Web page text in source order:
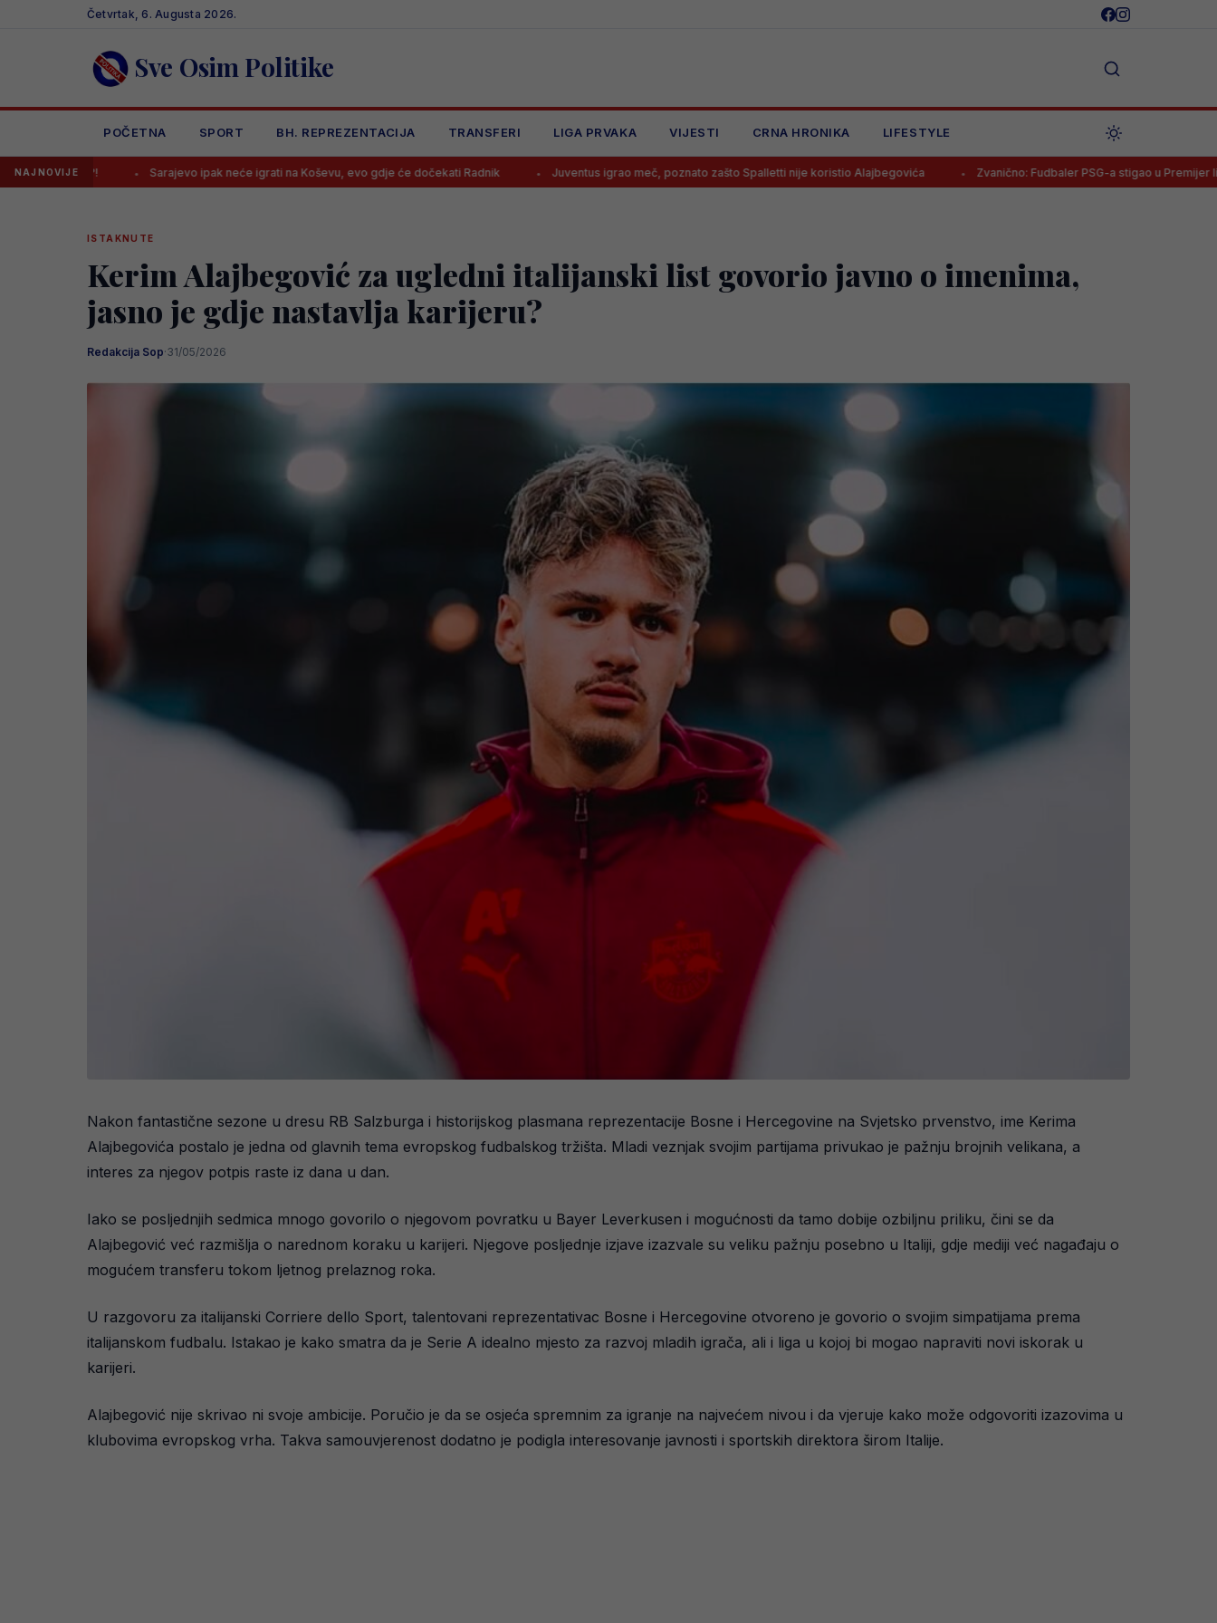
Četvrtak, 6. Augusta 2026.
Sve Osim Politike
POČETNA SPORT BH. REPREZENTACIJA TRANSFERI LIGA PRVAKA VIJESTI CRNA HRONIKA LIFESTYLE
NAJNOVIJESarajevo ipak neće igrati na Koševu, evo gdje će dočekati Radnik Juventus igrao meč, poznato zašto Spalletti nije koristio Alajbegovića Zvanično: Fudbaler PSG-a stigao u Premijer ligu BiH!
ISTAKNUTE
Kerim Alajbegović za ugledni italijanski list govorio javno o imenima,
jasno je gdje nastavlja karijeru?
Redakcija Sop·31/05/2026
Nakon fantastične sezone u dresu RB Salzburga i historijskog plasmana reprezentacije Bosne i Hercegovine na Svjetsko prvenstvo, ime Kerima
Alajbegovića postalo je jedna od glavnih tema evropskog fudbalskog tržišta. Mladi veznjak svojim partijama privukao je pažnju brojnih velikana, a
interes za njegov potpis raste iz dana u dan.
Iako se posljednjih sedmica mnogo govorilo o njegovom povratku u Bayer Leverkusen i mogućnosti da tamo dobije ozbiljnu priliku, čini se da
Alajbegović već razmišlja o narednom koraku u karijeri. Njegove posljednje izjave izazvale su veliku pažnju posebno u Italiji, gdje mediji već nagađaju o
mogućem transferu tokom ljetnog prelaznog roka.
U razgovoru za italijanski Corriere dello Sport, talentovani reprezentativac Bosne i Hercegovine otvoreno je govorio o svojim simpatijama prema
italijanskom fudbalu. Istakao je kako smatra da je Serie A idealno mjesto za razvoj mladih igrača, ali i liga u kojoj bi mogao napraviti novi iskorak u
karijeri.
Alajbegović nije skrivao ni svoje ambicije. Poručio je da se osjeća spremnim za igranje na najvećem nivou i da vjeruje kako može odgovoriti izazovima u
klubovima evropskog vrha. Takva samouvjerenost dodatno je podigla interesovanje javnosti i sportskih direktora širom Italije.